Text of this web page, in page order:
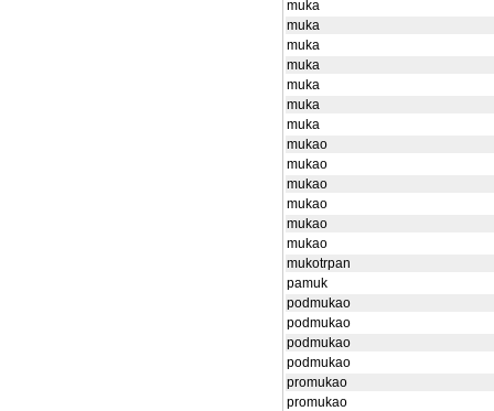
muka
muka
muka
muka
muka
muka
muka
mukao
mukao
mukao
mukao
mukao
mukao
mukotrpan
pamuk
podmukao
podmukao
podmukao
podmukao
promukao
promukao